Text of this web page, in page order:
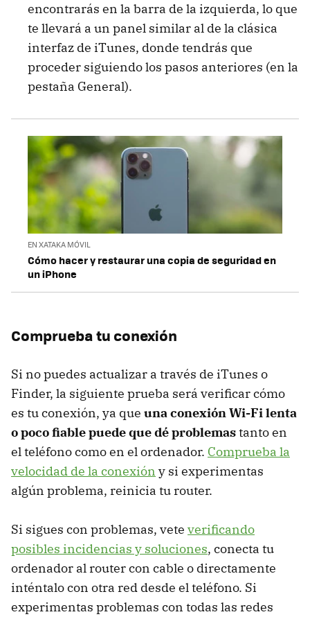
encontrarás en la barra de la izquierda, lo que
te llevará a un panel similar al de la clásica
interfaz de iTunes, donde tendrás que
proceder siguiendo los pasos anteriores (en la
pestaña General).
EN XATAKA MÓVIL
Cómo hacer y restaurar una copia de seguridad en
un iPhone
Comprueba tu conexión
Si no puedes actualizar a través de iTunes o
Finder, la siguiente prueba será verificar cómo
es tu conexión, ya que una conexión Wi-Fi lenta
o poco fiable puede que dé problemastanto en
el teléfono como en el ordenador. Comprueba la
velocidad de la conexión y si experimentas
algún problema, reinicia tu router.
Si sigues con problemas, vete verificando
posibles incidencias y soluciones, conecta tu
ordenador al router con cable o directamente
inténtalo con otra red desde el teléfono. Si
experimentas problemas con todas las redes